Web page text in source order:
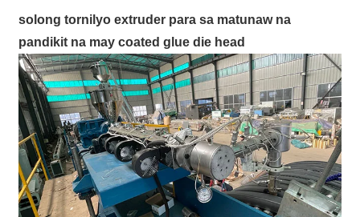
solong tornilyo extruder para sa matunaw na
pandikit na may coated glue die head